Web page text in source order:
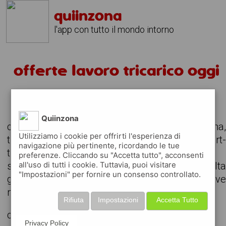
quiinzona
l'app con tutto il mondo intorno
offerte lavoro tricarico oggi
consulta le offerte di lavoro attive nella zona,
trova il lavoro che stavi cercando, anche part-
time o da svolgere in remoto
scarica gratuitamente l'app e consulta
giornalmente gli annunci delle aziende attive
nella tua zona
cerchiamo
Quiinzona
Utilizziamo i cookie per offrirti l'esperienza di
navigazione più pertinente, ricordando le tue
preferenze. Cliccando su "Accetta tutto", acconsenti
all'uso di tutti i cookie. Tuttavia, puoi visitare
"Impostazioni" per fornire un consenso controllato.
Accetta Tutto
Impostazioni
Rifiuta
Privacy Policy